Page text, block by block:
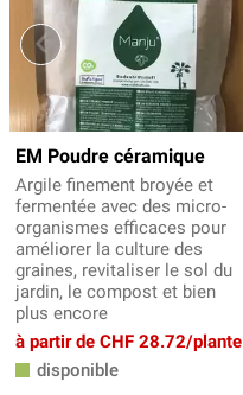
EM Poudre céramique
Argile finement broyée et
fermentée avec des micro-
organismes efficaces pour
améliorer la culture des
graines, revitaliser le sol du
jardin, le compost et bien
plus encore
à partir de CHF 28.72/plante
disponible